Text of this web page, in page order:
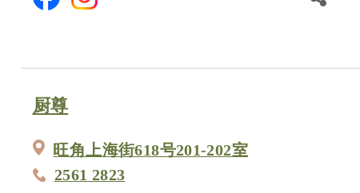
厨尊
旺角上海街618号201-202室
2561 2823